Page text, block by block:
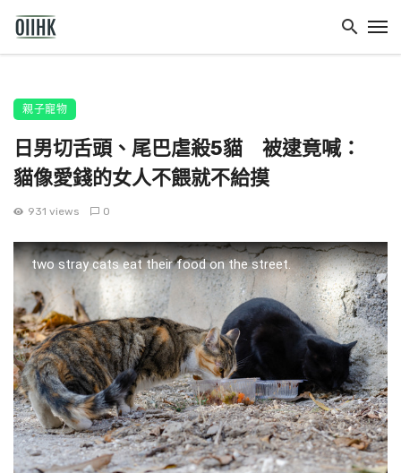
親子寵物
日男切舌頭、尾巴虐殺5貓 被逮竟喊：
貓像愛錢的女人不餵就不給摸
931 views 0
two stray cats eat their food on the street.